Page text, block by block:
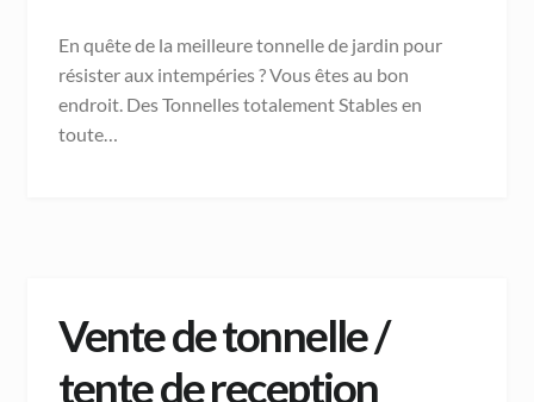
En quête de la meilleure tonnelle de jardin pour
résister aux intempéries ? Vous êtes au bon
endroit. Des Tonnelles totalement Stables en
toute…
Vente de tonnelle /
tente de reception